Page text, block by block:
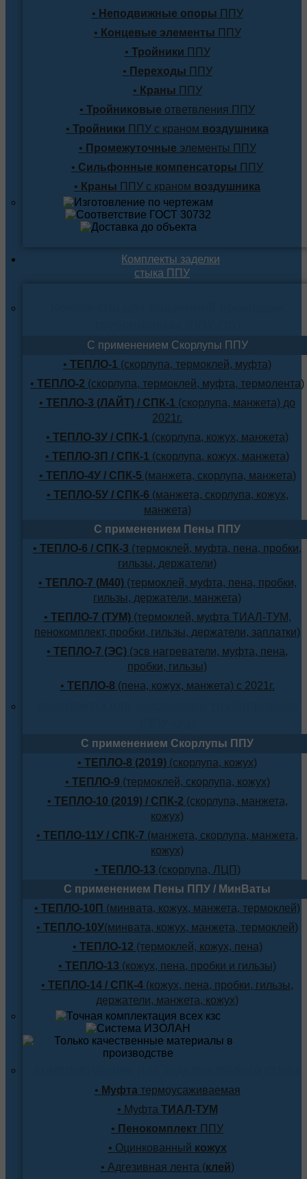
• Неподвижные опоры ППУ
• Концевые элементы ППУ
• Тройники ППУ
• Переходы ППУ
• Краны ППУ
• Тройниковые ответвления ППУ
• Тройники ППУ с краном воздушника
• Промежуточные элементы ППУ
• Сильфонные компенсаторы ППУ
• Краны ППУ с краном воздушника
Комплекты заделки
стыка ППУ
С применением Скорлупы ППУ
• ТЕПЛО-1 (скорлупа, термоклей, муфта)
• ТЕПЛО-2 (скорлупа, термоклей, муфта, термолента)
• ТЕПЛО-3 (ЛАЙТ) / СПК-1 (скорлупа, манжета) до
2021г.
• ТЕПЛО-3У / СПК-1 (скорлупа, кожух, манжета)
• ТЕПЛО-3П / СПК-1 (скорлупа, кожух, манжета)
• ТЕПЛО-4У / СПК-5 (манжета, скорлупа, манжета)
• ТЕПЛО-5У / СПК-6 (манжета, скорлупа, кожух,
манжета)
С применением Пены ППУ
• ТЕПЛО-6 / СПК-3 (термоклей, муфта, пена, пробки,
гильзы, держатели)
• ТЕПЛО-7 (М40)(термоклей, муфта, пена, пробки,
гильзы, держатели, манжета)
• ТЕПЛО-7 (ТУМ)(термоклей, муфта ТИАЛ-ТУМ,
пенокомплект, пробки, гильзы, держатели, заплатки)
• ТЕПЛО-7 (ЭС) (эсв нагреватели, муфта, пена,
пробки, гильзы)
• ТЕПЛО-8 (пена, кожух, манжета) с 2021г.
С применением Скорлупы ППУ
• ТЕПЛО-8 (2019) (скорлупа, кожух)
• ТЕПЛО-9 (термоклей, скорлупа, кожух)
• ТЕПЛО-10 (2019) / СПК-2 (скорлупа, манжета,
кожух)
• ТЕПЛО-11У / СПК-7 (манжета, скорлупа, манжета,
кожух)
• ТЕПЛО-13 (скорлупа, ЛЦП)
С применением Пены ППУ / МинВаты
• ТЕПЛО-10П (минвата, кожух, манжета, термоклей)
• ТЕПЛО-10У(минвата, кожух, манжета, термоклей)
• ТЕПЛО-12 (термоклей, кожух, пена)
• ТЕПЛО-13 (кожух, пена, пробки и гильзы)
• ТЕПЛО-14 / СПК-4 (кожух, пена, пробки, гильзы,
держатели, манжета, кожух)
• Муфтатермоусаживаемая
• Муфта ТИАЛ-ТУМ
• Пенокомплект ППУ
• Оцинкованный кожух
• Адгезивная лента (клей)